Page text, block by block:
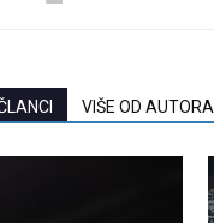
VIŠE OD AUTORA